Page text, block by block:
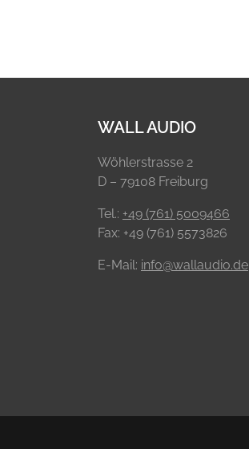
WALL AUDIO
Wöhlerstrasse 2
D – 79108 Freiburg
Tel.: +49 (761) 5009466
Fax: +49 (761) 5573826
E-Mail: info@wallaudio.de